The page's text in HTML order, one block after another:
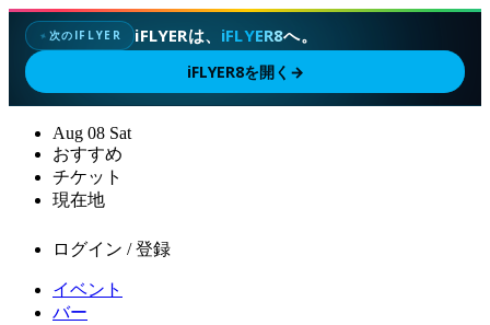
✦次のIFLYER iFLYERは、 iFLYER8へ。
iFLYER8を開く →
Aug 08 Sat
おすすめ
チケット
現在地
ログイン / 登録
イベント
バー